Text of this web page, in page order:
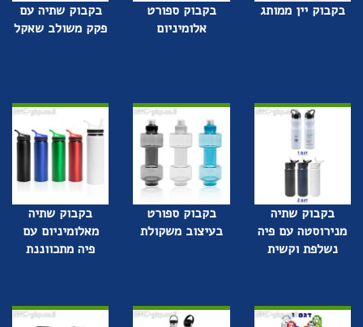
בקבוק יין ממותג
בקבוק ספורט
אלומיניום
בקבוק שתיה עם
פקק משולב שאקל
בקבוק שתיה
מנירוסטה עם פיה
נשלפת וקשית
בקבוק ספורט
בעיצוב משקולת
בקבוק שתיה
מאלומיניום עם
פיה מתכווננת